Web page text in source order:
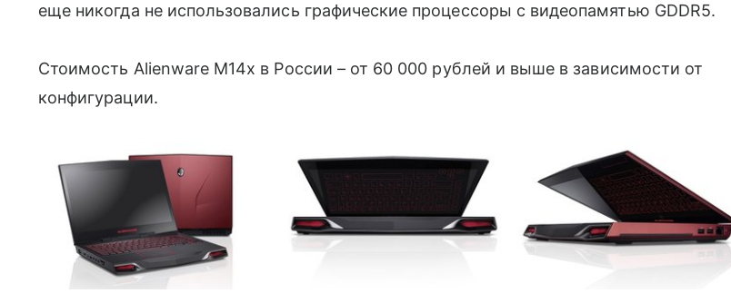
еще никогда не использовались графические процессоры с видеопамятью GDDR5.
Стоимость Alienware M14х в России – от 60 000 рублей и выше в зависимости от
конфигурации.